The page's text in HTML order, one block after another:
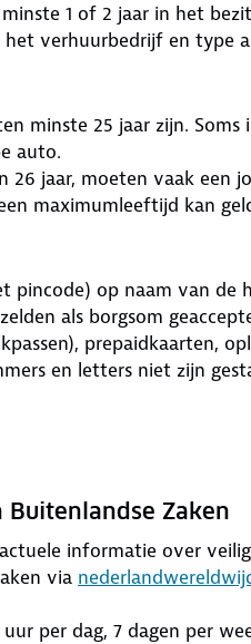
1 of 2 jaar in het
verhuurbedrijf en type
minste 25 jaar zijn.
auto.
26 jaar, moeten vaak een
maximumleeftijd kan
pincode) op naam van
als borgsom
prepaidkaarten,
en letters niet zijn
Zaken
informatie over
via
per dag, 7 dagen per